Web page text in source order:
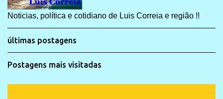
Noticias, política e cotidiano de Luis Correia e região !!
últimas postagens
Postagens mais visitadas